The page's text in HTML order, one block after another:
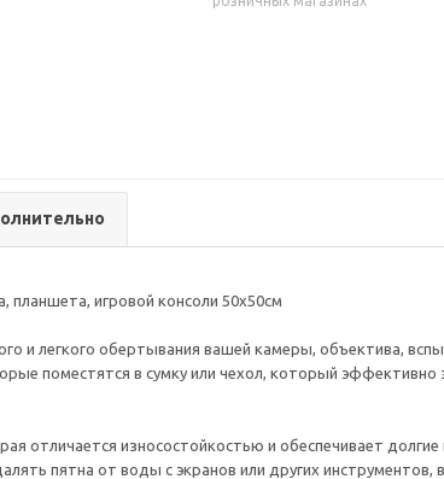
планшета, игровой консоли 50х50см
и легкого обертывания вашей камеры, объектива,
поместятся в сумку или чехол, который
отличается износостойкостью и обеспечивает
пятна от воды с экранов или других инструментов,